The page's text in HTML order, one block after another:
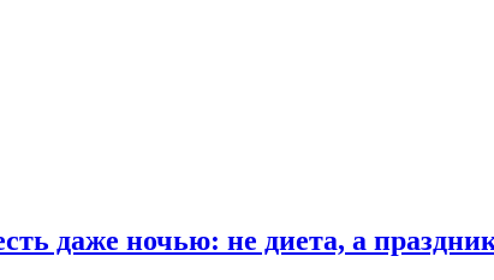
даже ночью: не диета, а